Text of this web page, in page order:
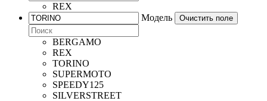
REX
Модель
Очистить поле
BERGAMO
REX
TORINO
SUPERMOTO
SPEEDY125
SILVERSTREET